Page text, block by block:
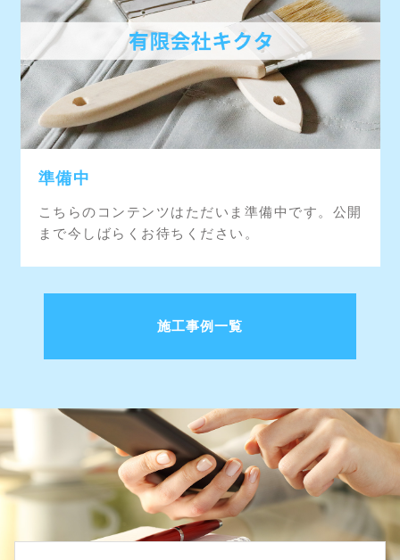
準備中
こちらのコンテンツはただいま準備中です。公開
まで今しばらくお待ちください。
施工事例一覧